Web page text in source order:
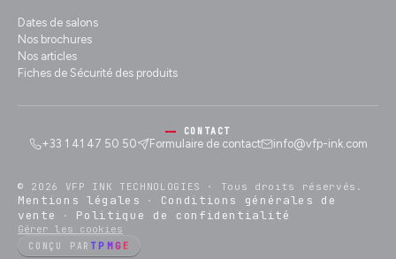
Dates de salons
Nos brochures
Nos articles
Fiches de Sécurité des produits
CONTACT
+33 1 41 47 50 50 Formulaire de contact info@vfp-ink.com
© 2026 VFP INK TECHNOLOGIES · Tous droits réservés.
Mentions légales ·
Conditions générales de
vente
· Politique de confidentialité
Gérer les cookies
CONÇU PAR TPMGE